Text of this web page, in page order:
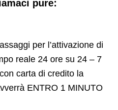
pure:
per l’attivazione di
reale 24 ore su 24 – 7
carta di credito la
ENTRO 1 MINUTO